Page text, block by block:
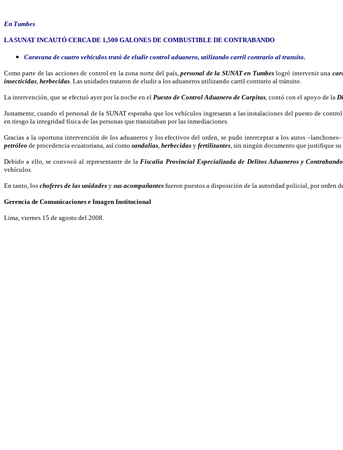
En Tumbes
LA SUNAT INCAUTÓ CERCA DE 1,500 GALONES DE COMBUSTIBLE DE CONTRABANDO
Caravana de cuatro vehículos trató de eludir control aduanero, utilizando carril contrario al transito.
Como parte de las acciones de control en la zona norte del país,personal de la SUNAT en Tumbeslogró intervenir una
insecticidas, herbecidas. Las unidades trataron de eludir a los aduaneros utilizando carril contrario al tránsito.
La intervención, que se efectuó ayer por la noche en el Puesto de Control Aduanero de Carpitas, contó con el apoyo de la
Justamente, cuando el personal de la SUNAT esperaba que los vehículos ingresaran a las instalaciones del puesto de
en riesgo la integridad física de las personas que transitaban por las inmediaciones.
Gracias a la oportuna intervención de los aduaneros y los efectivos del orden, se pudo interceptar a los autos
petróleo de procedencia ecuatoriana, así como sandalias, herbecidas y fertilizantes, sin ningún documento que justifique
Debido a ello, se convocó al representante de laFiscalía Provincial Especializada de Delitos Aduaneros y
vehículos.
En tanto, los choferes de las unidades y sus acompañantes fueron puestos a disposición de la autoridad policial, por orden
Gerencia de Comunicaciones e Imagen Institucional
Lima, viernes 15 de agosto del 2008.